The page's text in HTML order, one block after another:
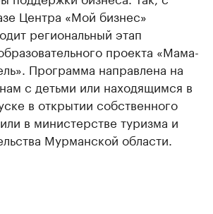
Центра «Мой бизнес»
региональный этап
проекта «Мама-
Программа направлена на
с детьми или находящимся в
в открытии собственного
в министерстве туризма и
Мурманской области.